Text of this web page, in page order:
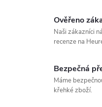
Ověřeno
Naši zákazníci
recenze na
Bezpečná
Máme
křehké zboží.